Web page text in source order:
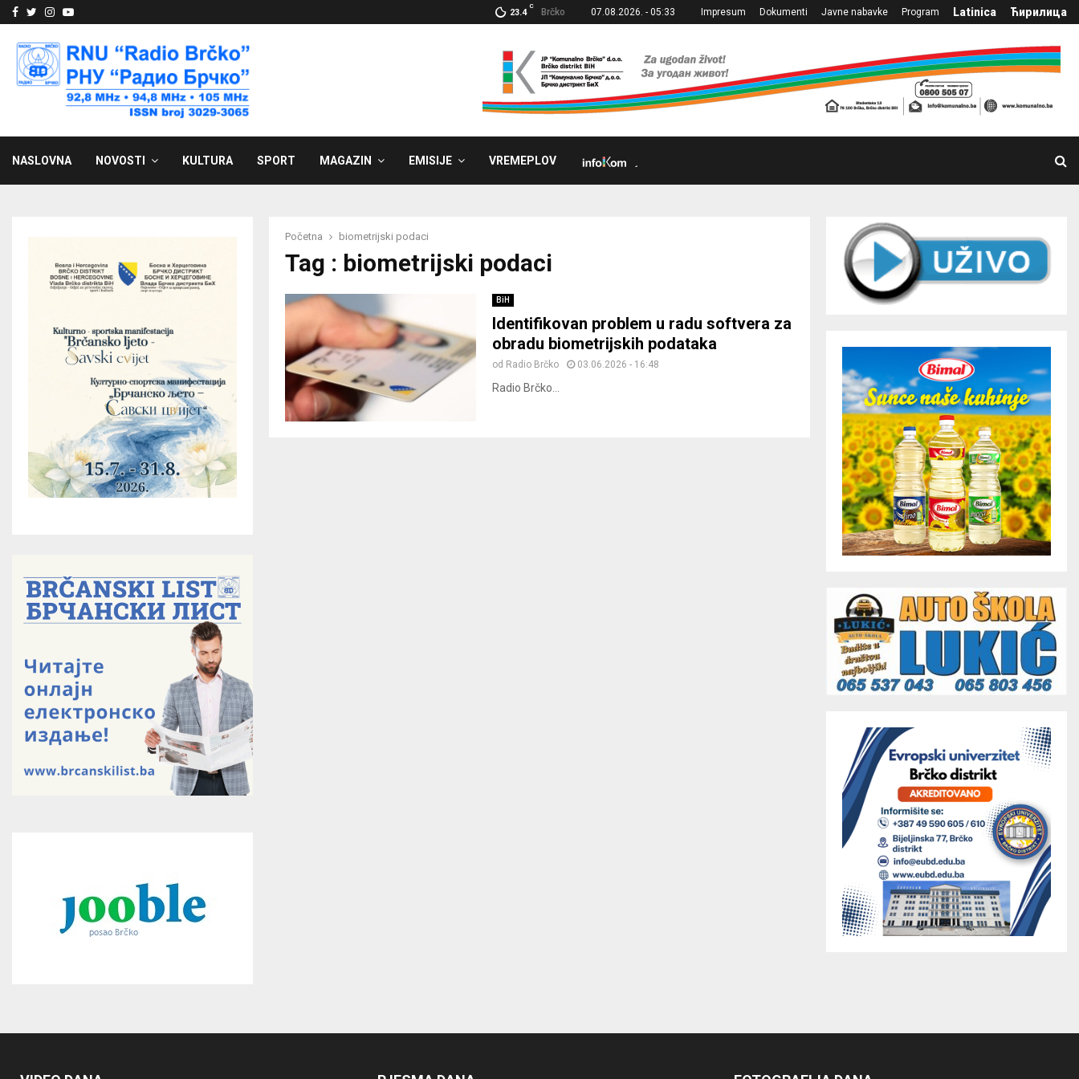
Facebook
Twitter
Instagram
Youtube 23.4
C
Brčko 07.08.2026. - 05:33 Impresum Dokumenti Javne nabavke Program Latinica Ћирилица
NASLOVNA NOVOSTI KULTURA SPORT MAGAZIN EMISIJE VREMEPLOV
Početna biometrijski podaci
Tag : biometrijski podaci
BiH
Identifikovan problem u radu softvera za
obradu biometrijskih podataka
od Radio Brčko 03.06.2026 - 16:48
Radio Brčko...